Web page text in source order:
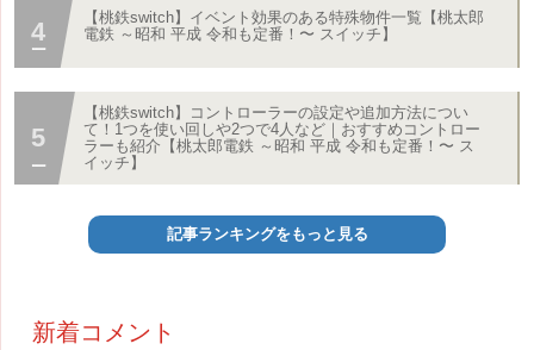
【桃鉄switch】イベント効果のある特殊物件一覧【桃太郎
電鉄 ～昭和 平成 令和も定番！〜 スイッチ】
【桃鉄switch】コントローラーの設定や追加方法につい
て！1つを使い回しや2つで4人など｜おすすめコントロー
ラーも紹介【桃太郎電鉄 ～昭和 平成 令和も定番！〜 ス
イッチ】
記事ランキングをもっと見る
新着コメント